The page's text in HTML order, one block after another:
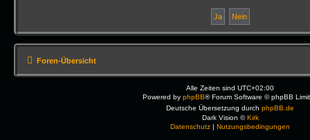
Foren-Übersicht
Alle Zeiten sind UTC+02:00
Powered by phpBB® Forum Software © phpBB
Deutsche Übersetzung durch phpBB.de
Dark Vision ©Kirk
Datenschutz | Nutzungsbedingungen